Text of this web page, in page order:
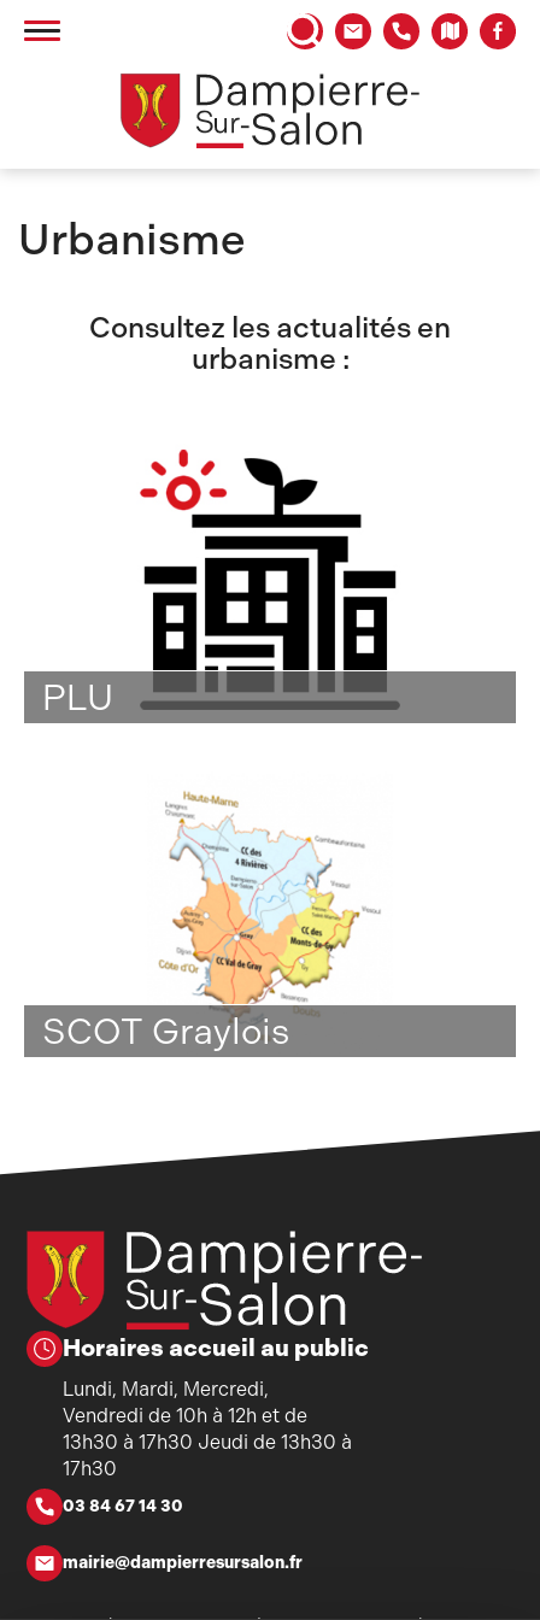
Urbanisme
Consultez les actualités en
urbanisme :
PLU
SCOT Graylois
Horaires accueil au public
Lundi, Mardi, Mercredi,
Vendredi de 10h à 12h et de
13h30 à 17h30 Jeudi de 13h30 à
17h30
03 84 67 14 30
mairie@dampierresursalon.fr